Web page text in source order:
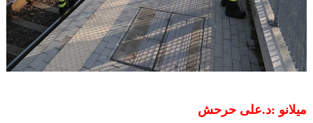
ميلانو :د.على حرحش